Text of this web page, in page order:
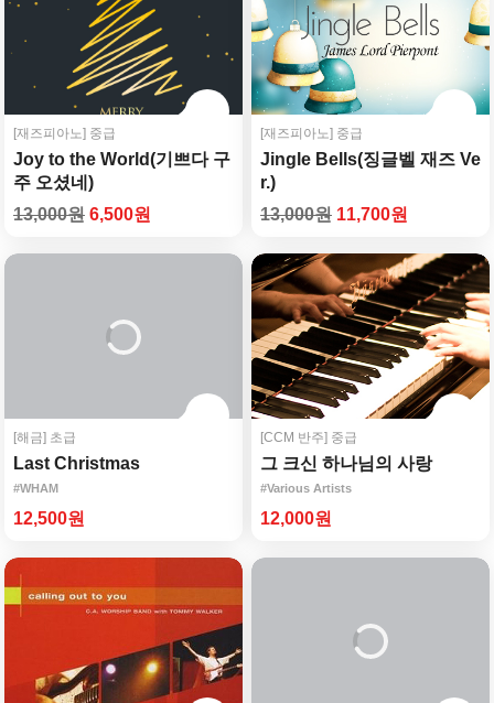
[재즈피아노] 중급
Joy to the World(기쁘다 구
주 오셨네)
#Various Artists
13,000원 6,500원
[재즈피아노] 중급
Jingle Bells(징글벨 재즈 Ve
r.)
#Various Artists
13,000원 11,700원
[해금] 초급
Last Christmas
#WHAM
12,500원
[CCM 반주] 중급
그 크신 하나님의 사랑
#Various Artists
12,000원